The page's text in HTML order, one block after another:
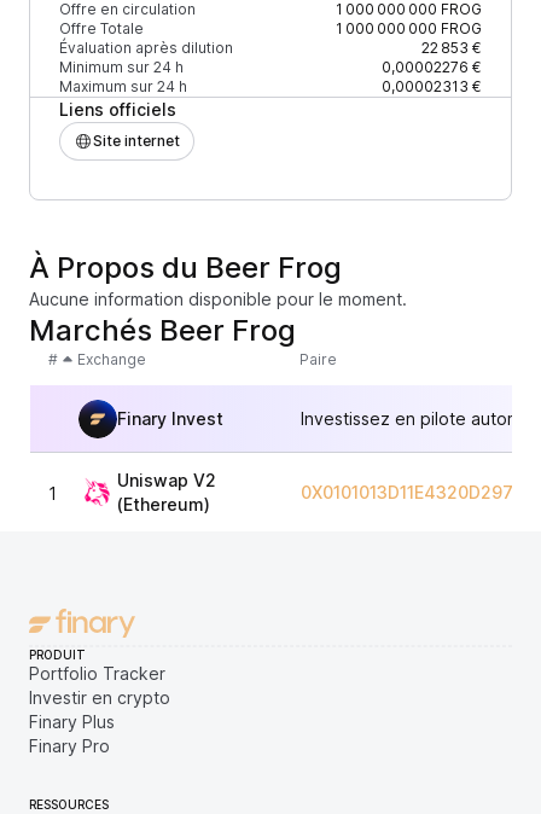
Offre en circulation
1 000 000 000 FROG
Offre Totale
1 000 000 000 FROG
Évaluation après dilution
22 853 €
Minimum sur 24 h
0,00002276 €
Maximum sur 24 h
0,00002313 €
Liens officiels
Site internet
À Propos du Beer Frog
Aucune information disponible pour le moment.
Marchés Beer Frog
# Exchange Paire
Finary Invest Investissez en pilote
1
Uniswap V2
(Ethereum)
PRODUIT
Portfolio Tracker
Investir en crypto
Finary Plus
Finary Pro
RESSOURCES